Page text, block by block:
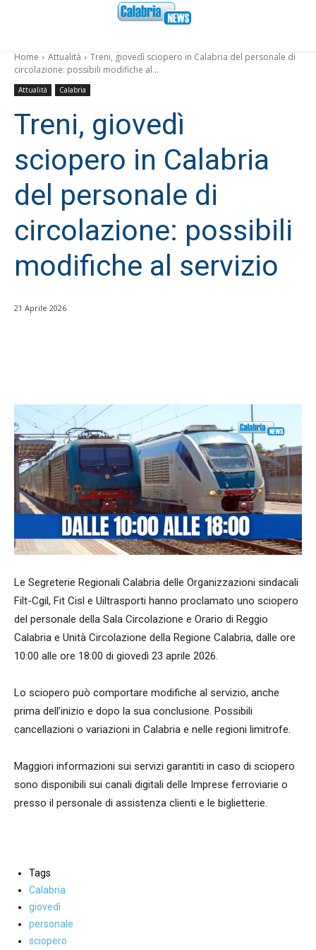
Home Attualità
Treni, giovedì sciopero in Calabria del personale di
circolazione: possibili modifiche al...
Attualità Calabria
Treni, giovedì
sciopero in Calabria
del personale di
circolazione: possibili
modifiche al servizio
21 Aprile 2026
Le Segreterie Regionali Calabria delle Organizzazioni sindacali
Filt-Cgil, Fit Cisl e Uiltrasporti hanno proclamato uno sciopero
del personale della Sala Circolazione e Orario di Reggio
Calabria e Unità Circolazione della Regione Calabria, dalle ore
10:00 alle ore 18:00 di giovedì 23 aprile 2026.
Lo sciopero può comportare modifiche al servizio, anche
prima dell’inizio e dopo la sua conclusione. Possibili
cancellazioni o variazioni in Calabria e nelle regioni limitrofe.
Maggiori informazioni sui servizi garantiti in caso di sciopero
sono disponibili sui canali digitali delle Imprese ferroviarie o
presso il personale di assistenza clienti e le biglietterie.
Tags
Calabria
giovedì
personale
sciopero